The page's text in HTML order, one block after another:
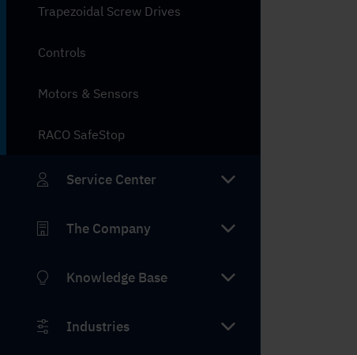
Trapezoidal Screw Drives
Controls
Motors & Sensors
RACO SafeStop
Service Center
The Company
Knowledge Base
Industries